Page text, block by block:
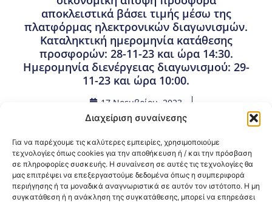
Διαχείριση συναίνεσης
Για να παρέχουμε τις καλύτερες εμπειρίες, χρησιμοποιούμε
τεχνολογίες όπως cookies για την αποθήκευση ή / και την πρόσβαση
σε πληροφορίες συσκευής. Η συναίνεση σε αυτές τις τεχνολογίες θα
μας επιτρέψει να επεξεργαστούμε δεδομένα όπως η συμπεριφορά
περιήγησης ή τα μοναδικά αναγνωριστικά σε αυτόν τον ιστότοπο. Η μη
συγκατάθεση ή η ανάκληση της συγκατάθεσης, μπορεί να επηρεάσει
αποκλειστικά βάσει τιμής μέσω της
πλατφόρμας ηλεκτρονικών διαγωνισμών.
Καταληκτική ημερομηνία κατάθεσης
προσφορών: 28-11-23 και ώρα 14:30.
Ημερομηνία διενέργειας διαγωνισμού: 29-
11-23 και ώρα 10:00.
17 Νοεμβρίου, 2023
Προμήθειες - Συμβάσεις,Προμήθειες 3ης ΥΠΕ
Κοινοποίηση:
@2026 3ype.gr All rights reserved
Πολιτική Προστασίας Δεδομένων